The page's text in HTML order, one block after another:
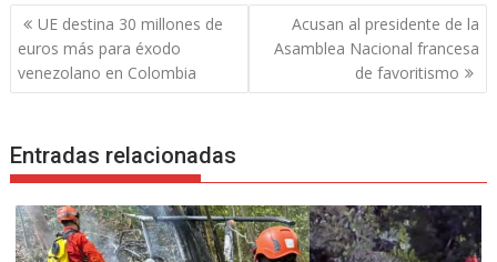
Navegación
de
entradas
UE destina 30 millones de
euros más para éxodo
venezolano en Colombia
Acusan al presidente de la
Asamblea Nacional francesa
de favoritismo
Entradas relacionadas